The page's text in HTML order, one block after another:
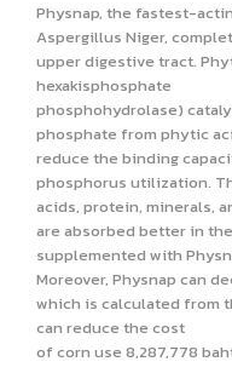
Physnap, the fastest-
Aspergillus Niger,
upper digestive tract.
hexakisphosphate
phosphohydrolase)
phosphate from phytic
reduce the binding
phosphorus utilization.
acids, protein, minerals,
are absorbed better in
supplemented with
Moreover, Physnap can
which is calculated from
can reduce the cost
of corn use 8,287,778